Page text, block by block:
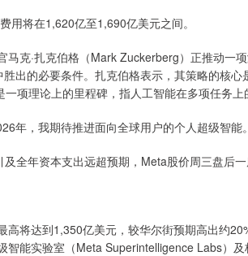
用将在1,620亿至1,690亿美元之间。
马克·扎克伯格（Mark Zuckerberg）正推动一
出的必要条件。扎克伯格表示，其策略的核
一项理论上的里程碑，指人工智能在多项任务上
年，我期待推进面向全球用户的个人超级智能
全年资本支出远超预期，Meta股价周三盘后一
将达到1,350亿美元，较华尔街预期高出约
智能实验室（Meta Superintelligence Labs）